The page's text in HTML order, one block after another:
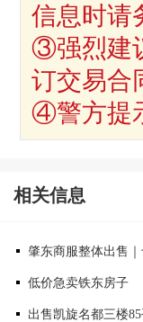
信息时请
③强烈建
订交易合
④警方提
相关信息
肇东商服整体出售
低价急卖铁东房子
出售凯旋名都三楼